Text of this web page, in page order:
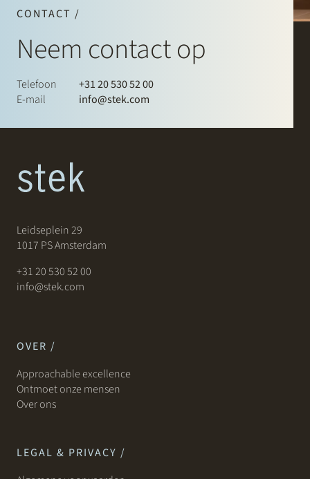
CONTACT /
Neem contact op
Telefoon
+31 20 530 52 00
E-mail
info@stek.com
Leidseplein 29
1017 PS Amsterdam
+31 20 530 52 00
info@stek.com
OVER /
Approachable excellence
Ontmoet onze mensen
Over ons
LEGAL & PRIVACY /